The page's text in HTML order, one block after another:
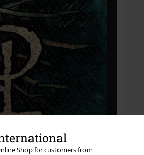
Shop for customers from